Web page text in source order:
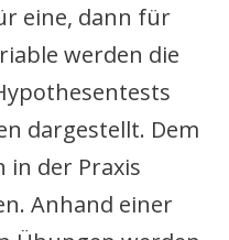
eine, dann für
werden die
dargestellt. Dem
in der Praxis
Anhand einer